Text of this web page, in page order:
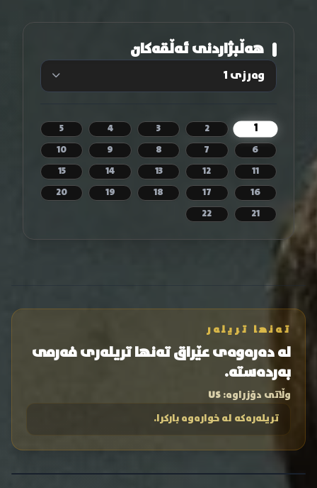
هەڵبژاردنی ئەڵقەکان
1
2
3
4
5
6
7
8
9
10
11
12
13
14
15
16
17
18
19
20
21
22
تەنها تریلەر
لە دەرەوەی عێراق تەنها تریلەری فەرمی
بەردەستە.
وڵاتی دۆزراوە:US
تریلەرەکە لە خوارەوە بارکرا.